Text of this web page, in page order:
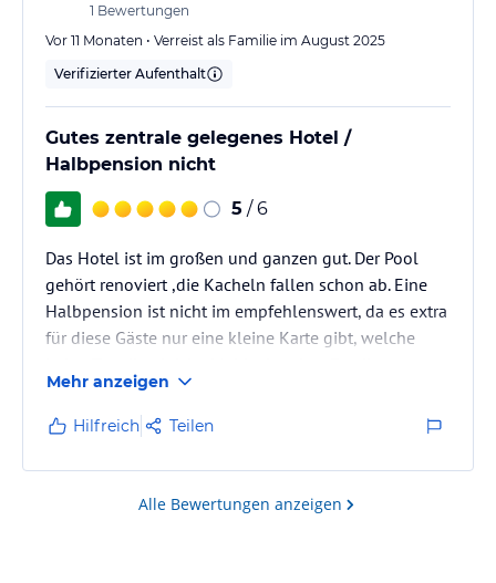
1 Bewertungen
Vor 11 Monaten • Verreist als Familie im August 2025
Verifizierter Aufenthalt
Gutes zentrale gelegenes Hotel /
Halbpension nicht
5 / 6
Das Hotel ist im großen und ganzen gut. Der Pool
gehört renoviert ,die Kacheln fallen schon ab. Eine
Halbpension ist nicht im empfehlenswert, da es extra
für diese Gäste nur eine kleine Karte gibt, welche
Burger oder Pasta und das jeden Tag. Das Frühstück
ist gut und ausreichend
Mehr anzeigen
Hilfreich Teilen
Alle Bewertungen anzeigen